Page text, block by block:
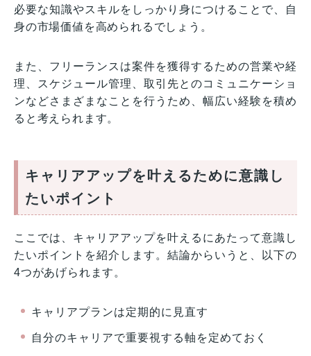
必要な知識やスキルをしっかり身につけることで、自
身の市場価値を高められるでしょう。
また、フリーランスは案件を獲得するための営業や経
理、スケジュール管理、取引先とのコミュニケーショ
ンなどさまざまなことを行うため、幅広い経験を積め
ると考えられます。
キャリアアップを叶えるために意識し
たいポイント
ここでは、キャリアアップを叶えるにあたって意識し
たいポイントを紹介します。結論からいうと、以下の
4つがあげられます。
キャリアプランは定期的に見直す
自分のキャリアで重要視する軸を定めておく